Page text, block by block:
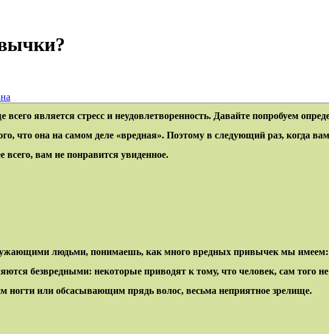
является стресс и неудовлетворенность. Давайте попробуем
что она на самом деле «вредная». Поэтому в следующий раз, когда вам
всего, вам не понравится увиденное.
людьми, понимаешь, как много вредных привычек мы имеем:
безвредными: некоторые приводят к тому, что человек, сам того
ногти или обсасывающим прядь волос, весьма неприятное зрелище.